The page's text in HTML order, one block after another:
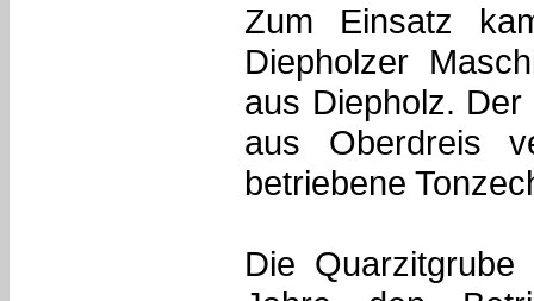
Zum Einsatz
Diepholzer
aus Diepholz.
aus Oberdreis
betriebene
Die